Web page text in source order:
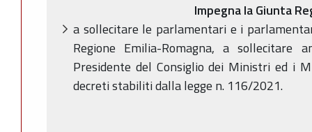
Impegna la Giunta
a sollecitare le parlamentari e i
Regione Emilia-Romagna, a sollecitare
Presidente del Consiglio dei Ministri ed i
decreti stabiliti dalla legge n. 116/2021.